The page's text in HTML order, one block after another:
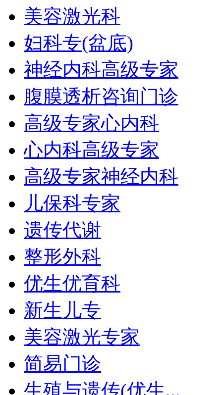
美容激光科
妇科专(盆底)
神经内科高级专家
腹膜透析咨询门诊
高级专家心内科
心内科高级专家
高级专家神经内科
儿保科专家
遗传代谢
整形外科
优生优育科
新生儿专
美容激光专家
简易门诊
生殖与遗传(优生...